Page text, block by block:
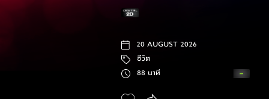
20 AUGUST 2026
ชีวิต
88 นาที